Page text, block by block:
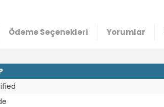
Ödeme Seçenekleri Yorumlar